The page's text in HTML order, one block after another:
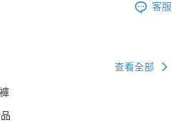
客服
查看全部